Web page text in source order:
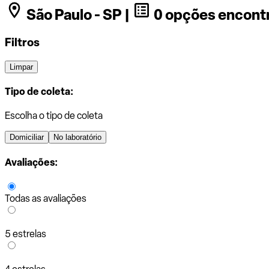
São Paulo - SP |
0 opções
Filtros
Limpar
Tipo de coleta:
Escolha o tipo de coleta
Domiciliar No laboratório
Avaliações:
Todas as avaliações
5 estrelas